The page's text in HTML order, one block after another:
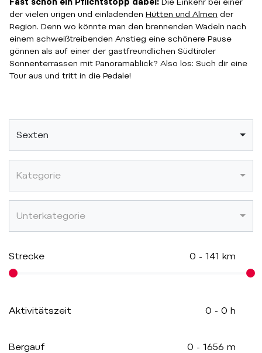
der vielen urigen und einladenden Hütten und Almen der
Region. Denn wo könnte man den brennenden Wadeln nach
einem schweißtreibenden Anstieg eine schönere Pause
gönnen als auf einer der gastfreundlichen Südtiroler
Sonnenterrassen mit Panoramablick? Also los: Such dir eine
Tour aus und tritt in die Pedale!
Sexten
Kategorie
Unterkategorie
Strecke 0 - 141 km
Aktivitätszeit 0 - 0 h
Bergauf 0 - 1656 m